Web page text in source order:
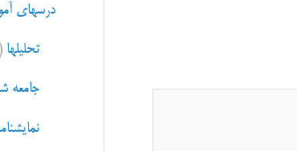
درسهای
تحلیلها (۱)
جامعه